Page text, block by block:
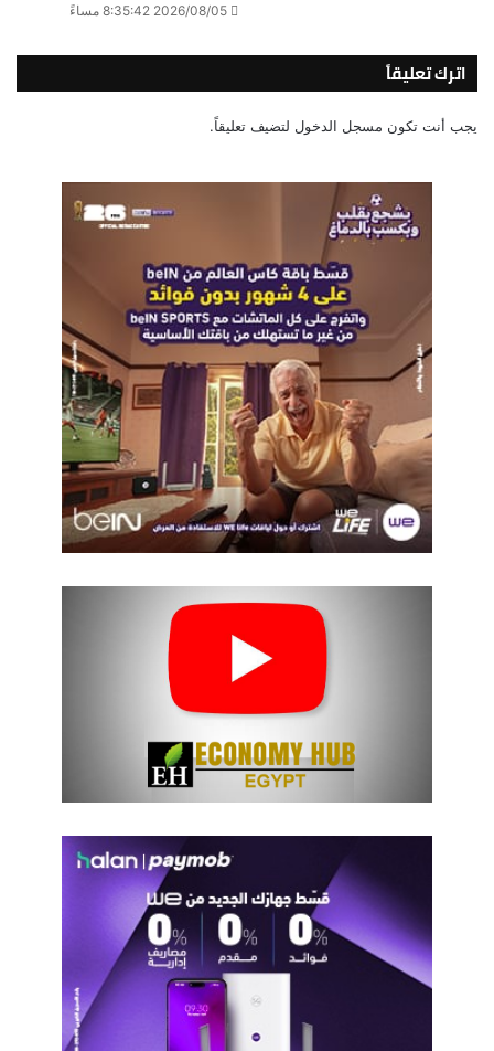
2026/08/05 8:35:42 مساءً
اترك تعليقاً
يجب أنت تكون مسجل الدخول لتضيف تعليقاً.